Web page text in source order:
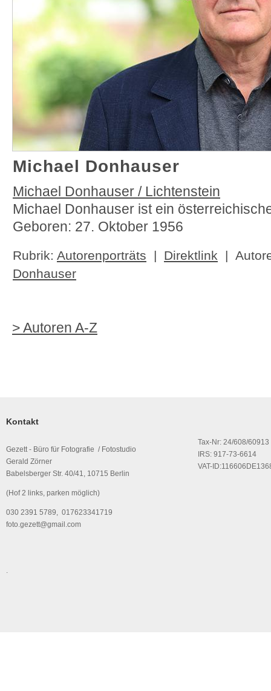
Michael Donhauser
Michael Donhauser / Lichtenstein
Michael Donhauser ist ein
Geboren: 27. Oktober 1956
Rubrik: Autorenporträts | Direktlink |
Donhauser
> Autoren A-Z
Kontakt
Gezett - Büro für Fotografie / Fotostudio
Gerald Zörner
Babelsberger Str. 40/41, 10715 Berlin
(Hof 2 links, parken möglich)
030 2391 5789, 017623341719
foto.gezett@gmail.com
Tax-Nr: 24/608/60913
IRS: 917-73-6614
VAT-
.